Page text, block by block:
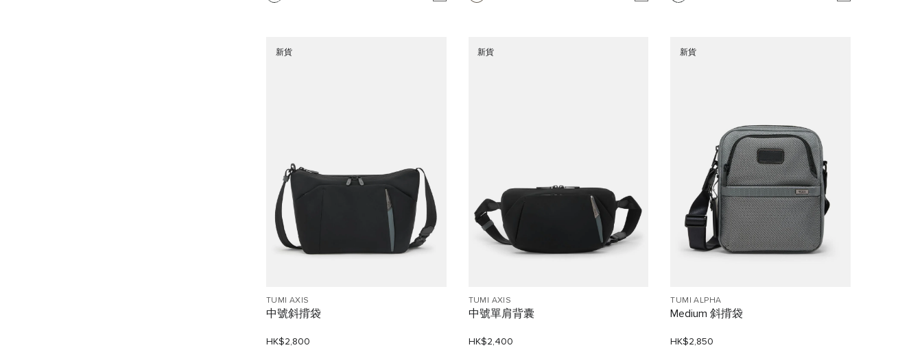
新貨
TUMI AXIS
中號斜揹袋
HK$2,800
新貨
TUMI AXIS
中號單肩背囊
HK$2,400
新貨
TUMI ALPHA
Medium 斜揹袋
HK$2,850